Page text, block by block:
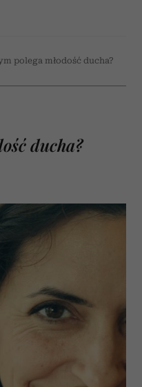
polega młodość ducha?
ducha?